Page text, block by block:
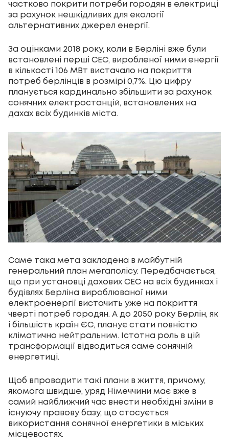
частково покрити потреби городян в електриці
за рахунок нешкідливих для екології
альтернативних джерел енергії.
За оцінками 2018 року, коли в Берліні вже були
встановлені перші СЕС, виробленої ними енергії
в кількості 106 МВт вистачало на покриття
потреб берлінців в розмірі 0,7%. Цю цифру
планується кардинально збільшити за рахунок
сонячних електростанцій, встановлених на
дахах всіх будинків міста.
Саме така мета закладена в майбутній
генеральний план мегаполісу. Передбачається,
що при установці дахових СЕС на всіх будинках і
будівлях Берліна вироблюваної ними
електроенергії вистачить уже на покриття
чверті потреб городян. А до 2050 року Берлін, як
і більшість країн ЄС, планує стати повністю
кліматично нейтральним. Істотна роль в цій
трансформації відводиться саме сонячній
енергетиці.
Щоб впровадити такі плани в життя, причому,
якомога швидше, уряд Німеччини має вже в
самий найближчий час внести необхідні зміни в
існуючу правову базу, що стосується
використання сонячної енергетики в міських
місцевостях.